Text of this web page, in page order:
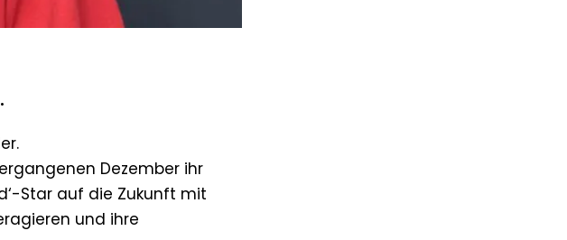
Dezember ihr
Star auf die Zukunft mit
und ihre